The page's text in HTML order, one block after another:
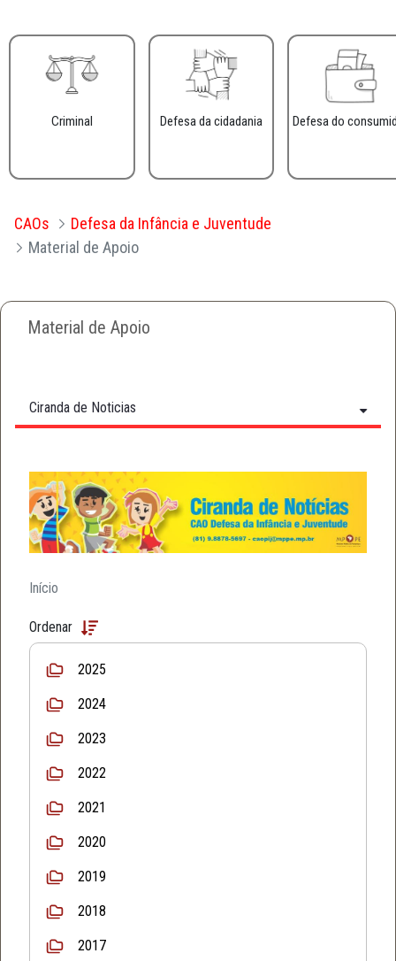
Criminal Defesa da cidadania Defesa do
CAOs
Defesa da Infância e Juventude
Material de Apoio
Material de Apoio
Ciranda de Noticias
Início
Ordenar
2025
2024
2023
2022
2021
2020
2019
2018
2017